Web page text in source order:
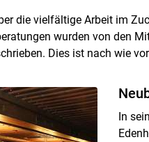
die vielfältige Arbeit im
wurden von den
Dies ist nach wie
In